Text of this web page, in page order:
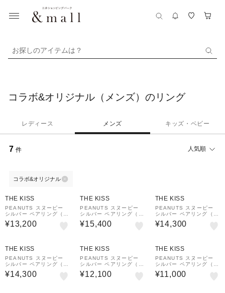
お探しのアイテムは？
コラボ&オリジナル（メンズ）のリング
レディース メンズ キッズ・ベビー
7 件 人気順
コラボ&オリジナル
THE KISS
PEANUTS スヌーピー
シルバー ペアリング（メ
ンズ単品）
¥13,200
THE KISS
PEANUTS スヌーピー
シルバー ペアリング（メ
ンズ単品）
¥15,400
THE KISS
PEANUTS スヌーピー
シルバー ペアリング（メ
ンズ単品）
¥14,300
THE KISS
PEANUTS スヌーピー
シルバー ペアリング（メ
ンズ単品）
¥14,300
THE KISS
PEANUTS スヌーピー
シルバー ペアリング（メ
ンズ単品）
¥12,100
THE KISS
PEANUTS スヌーピー
シルバー ペアリング（メ
ンズ単品）
¥11,000